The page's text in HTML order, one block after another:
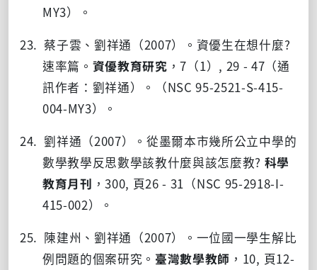
MY3）。
23. 蔡子雲、劉祥通（2007）。資優生在想什麼?
速率篇。 資優教育研究 ，7 （1） , 29 - 47 （通
訊作者：劉祥通）。（NSC 95-2521-S-415-
004-MY3）。
24. 劉祥通（2007）。從墨爾本市幾所公立中學的
數學教學反思數學該教什麼與該怎麼教? 科學
教育月刊 ，300, 頁26 - 31 （NSC 95-2918-I-
415-002）。
25. 陳建州、劉祥通（2007）。一位國一學生解比
例問題的個案研究。 臺灣數學教師 ， 10, 頁12-